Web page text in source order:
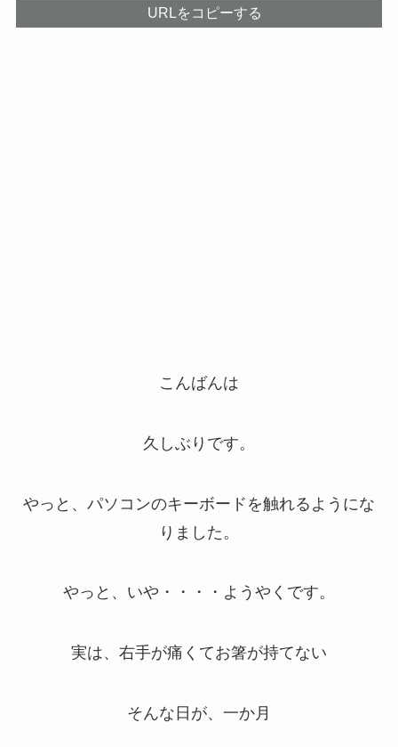
URLをコピーする
こんばんは
久しぶりです。
やっと、パソコンのキーボードを触れるようにな
りました。
やっと、いや・・・・ようやくです。
実は、右手が痛くてお箸が持てない
そんな日が、一か月